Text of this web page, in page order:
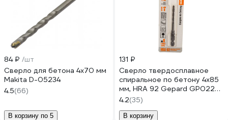
84 ₽ /шт
Сверло для бетона 4x70 мм
Makita D-05234
4.5(66)
В корзину по 5
131 ₽
Сверло твердосплавное
спиральное по бетону 4x85
мм, HRA 92 Gepard GP0224-
850
4.2(35)
В корзину